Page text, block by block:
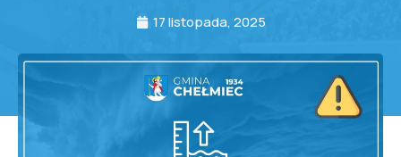
17 listopada, 2025